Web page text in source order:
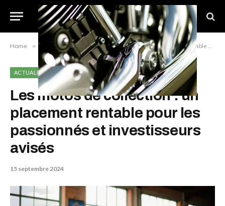
Home » Actualité » Les motos de collection : un placement rentable pour les passionnés et investisseurs avisés
ACTUALITÉ
Les motos de collection : un
placement rentable pour les
passionnés et investisseurs
avisés
15 septembre 2024